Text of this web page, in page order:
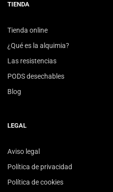
TIENDA
Tienda online
¿Qué es la alquimia?
Las resistencias
PODS desechables
Blog
LEGAL
Aviso legal
Política de privacidad
Política de cookies